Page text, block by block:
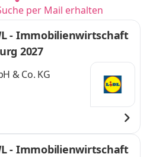
per Mail erhalten
- Immobilienwirtschaft
2027
& Co. KG
- Immobilienwirtschaft